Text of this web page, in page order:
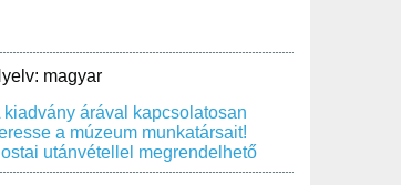
magyar
kiadvány árával kapcsolatosan
a múzeum munkatársait!
utánvétellel megrendelhető